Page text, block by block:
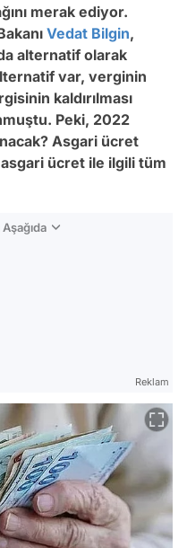
merak ediyor.
Vedat Bilgin,
alternatif olarak
var, verginin
kaldırılması
Peki, 2022
Asgari ücret
asgari ücret ile ilgili tüm
Reklam